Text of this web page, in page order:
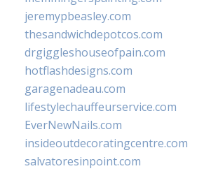
jeremypbeasley.com
thesandwichdepotcos.com
drgiggleshouseofpain.com
hotflashdesigns.com
garagenadeau.com
lifestylechauffeurservice.com
EverNewNails.com
insideoutdecoratingcentre.com
salvatoresinpoint.com